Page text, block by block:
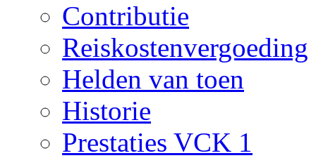
Contributie
Reiskostenvergoeding
Helden van toen
Historie
Prestaties VCK 1